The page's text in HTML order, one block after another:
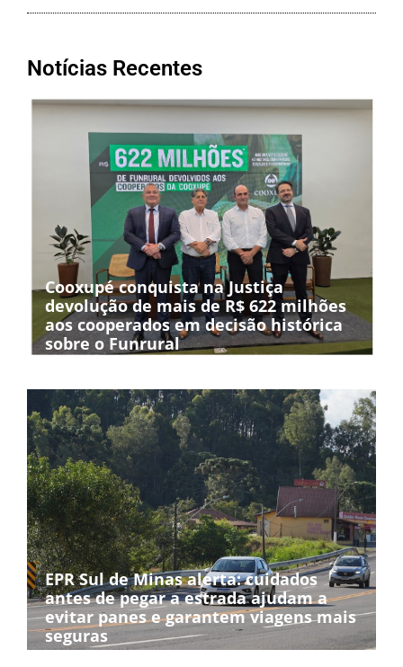
Notícias Recentes
Cooxupé conquista na Justiça
devolução de mais de R$ 622 milhões
aos cooperados em decisão histórica
sobre o Funrural
EPR Sul de Minas alerta: cuidados
antes de pegar a estrada ajudam a
evitar panes e garantem viagens mais
seguras